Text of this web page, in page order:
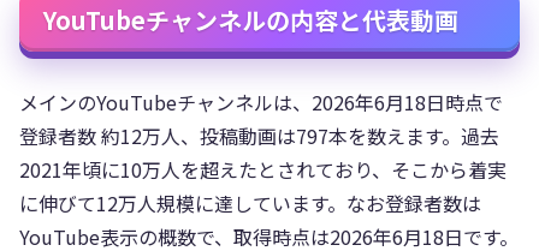
YouTubeチャンネルの内容と代表動画
メインのYouTubeチャンネルは、2026年6月18日時点で
登録者数 約12万人、投稿動画は797本を数えます。過去
2021年頃に10万人を超えたとされており、そこから着実
に伸びて12万人規模に達しています。なお登録者数は
YouTube表示の概数で、取得時点は2026年6月18日です。